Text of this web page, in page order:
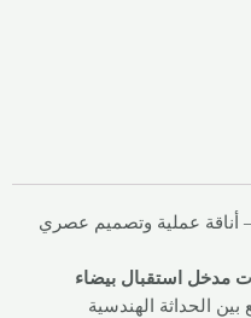
أناقة عملية وتصميم عصري
مدخل استقبال بيضاء
الحداثة الهندسية